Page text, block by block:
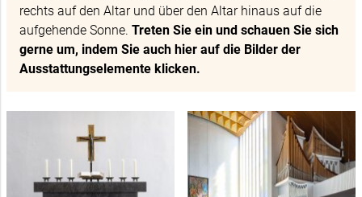
rechts auf den Altar und über den Altar hinaus auf die
aufgehende Sonne. Treten Sie ein und schauen Sie sich
gerne um, indem Sie auch hier auf die Bilder der
Ausstattungselemente klicken.